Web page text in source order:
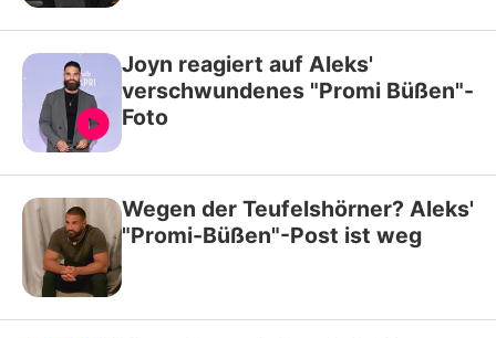
Joyn reagiert auf Aleks'
verschwundenes "Promi Büßen"-
Foto
Wegen der Teufelshörner? Aleks'
"Promi-Büßen"-Post ist weg